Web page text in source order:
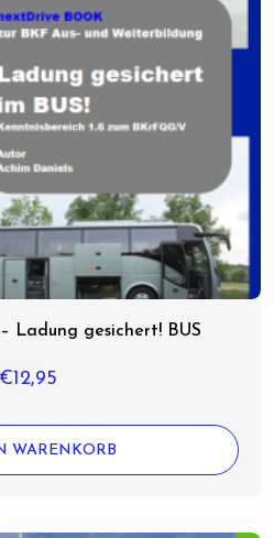
Ladung gesichert! BUS
€12,95
WARENKORB